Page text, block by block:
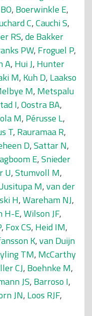
, Boerwinkle E,
C,Cauchi S,
RS,de Bakker
PW, Froguel P,
A, Hui J, Hunter
M, Kuh D, Laakso
M, Metspalu
I,Oostra BA,
M, Pérusse L,
T, Rauramaa R,
D,Sattar N,
E,Snieder
U,Stumvoll M,
M,van der
H,Wareham NJ,
H-E,Wilson JF,
, Fox CS, Heid IM,
K,van Duijn
TM, McCarthy
CJ, Boehnke M,
JS, Barroso I,
JN, Loos RJF,